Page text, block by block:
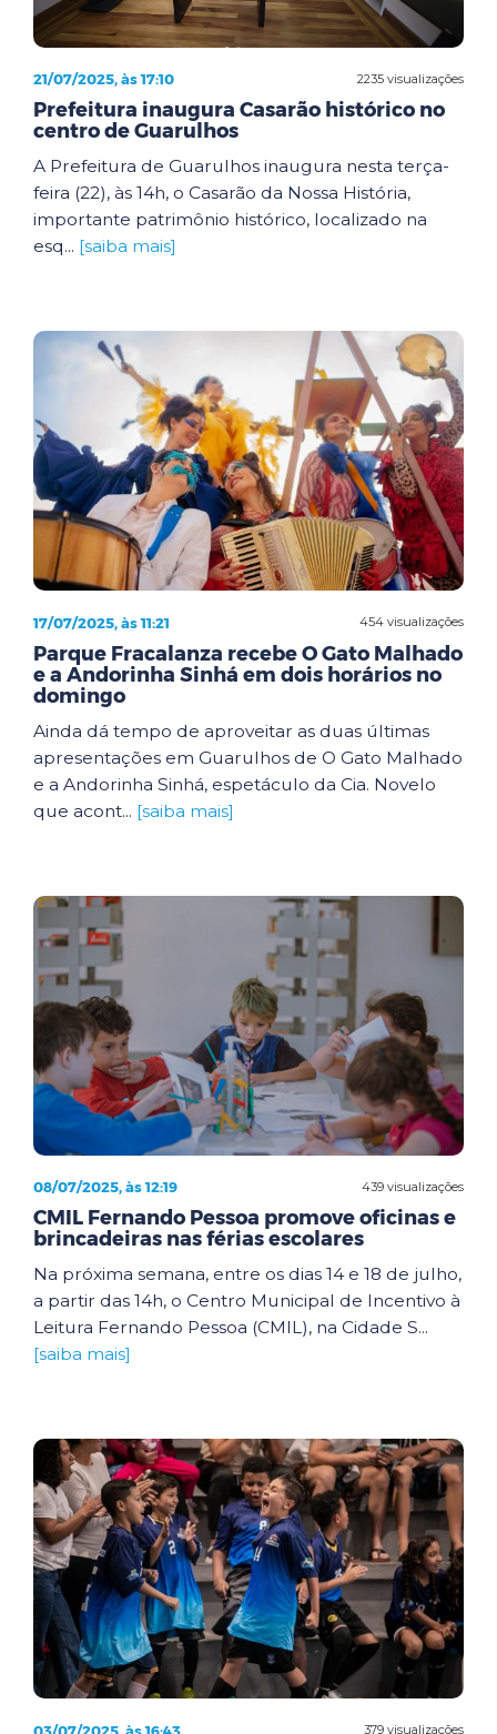
2235 visualizações
21/07/2025, às 17:10
Prefeitura inaugura Casarão histórico no
centro de Guarulhos
A Prefeitura de Guarulhos inaugura nesta terça-
feira (22), às 14h, o Casarão da Nossa História,
importante patrimônio histórico, localizado na
esq... [saiba mais]
454 visualizações
17/07/2025, às 11:21
Parque Fracalanza recebe O Gato Malhado
e a Andorinha Sinhá em dois horários no
domingo
Ainda dá tempo de aproveitar as duas últimas
apresentações em Guarulhos de O Gato Malhado
e a Andorinha Sinhá, espetáculo da Cia. Novelo
que acont... [saiba mais]
439 visualizações
08/07/2025, às 12:19
CMIL Fernando Pessoa promove oficinas e
brincadeiras nas férias escolares
Na próxima semana, entre os dias 14 e 18 de julho,
a partir das 14h, o Centro Municipal de Incentivo à
Leitura Fernando Pessoa (CMIL), na Cidade S...
[saiba mais]
379 visualizações
03/07/2025, às 16:43